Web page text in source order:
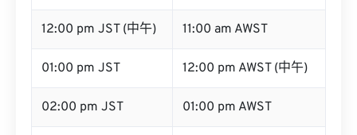
12:00 pm JST (中午) 11:00 am AWST
01:00 pm JST 12:00 pm AWST (中午)
02:00 pm JST 01:00 pm AWST